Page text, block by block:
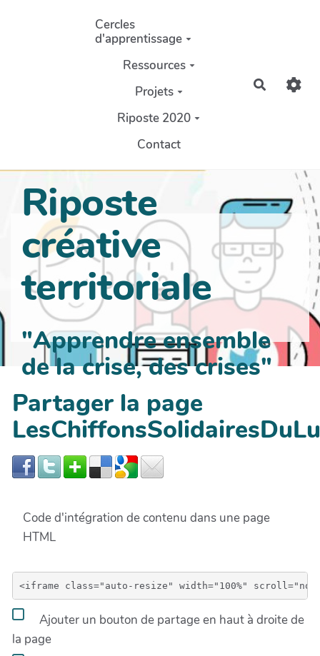
Aller au contenu principal
Cercles
d'apprentissage
Ressources
Projets
Riposte 2020
Contact
Riposte
créative
territoriale
"Apprendre ensemble
de la crise, des crises"
Partager la page
Code d'intégration de contenu dans une page
HTML
Ajouter un bouton de partage en haut à droite de
la page